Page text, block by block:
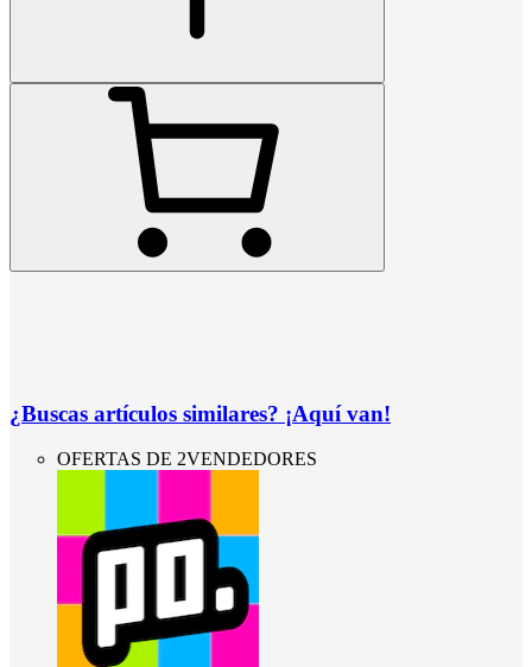
¿Buscas artículos similares? ¡Aquí van!
OFERTAS DE 2VENDEDORES